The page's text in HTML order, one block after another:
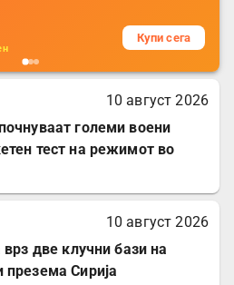
Купи сега
10 август 2026
големи воени
тест на режимот во
10 август 2026
врз две клучни бази на
Сирија